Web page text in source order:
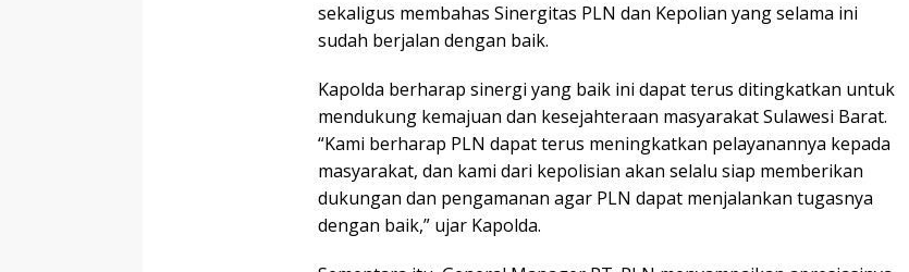
sekaligus membahas Sinergitas PLN dan Kepolian yang selama ini
sudah berjalan dengan baik.
Kapolda berharap sinergi yang baik ini dapat terus ditingkatkan untuk
mendukung kemajuan dan kesejahteraan masyarakat Sulawesi Barat.
“Kami berharap PLN dapat terus meningkatkan pelayanannya kepada
masyarakat, dan kami dari kepolisian akan selalu siap memberikan
dukungan dan pengamanan agar PLN dapat menjalankan tugasnya
dengan baik,” ujar Kapolda.